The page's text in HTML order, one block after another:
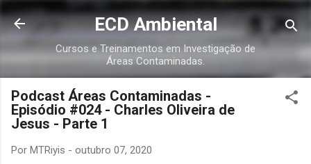
Pular para o conteúdo principal
ECD Ambiental
Cursos e Treinamentos em Investigação de
Áreas Contaminadas.
Podcast Áreas Contaminadas -
Episódio #024 - Charles Oliveira de
Jesus - Parte 1
Por MTRiyis - outubro 07, 2020